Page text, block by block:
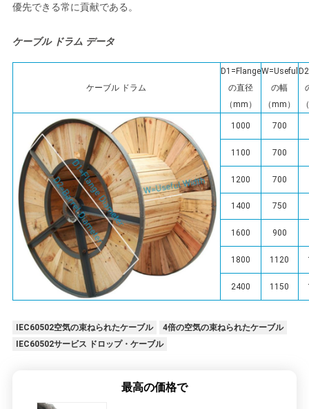
優先できる常に貢献である。
ケーブル ドラム データ
ケーブル ドラム
D1=Flange
の直径
（mm）
W=Useful
の幅
（mm）
1000 700
1100 700
1200 700
1400 750
1600 900
1800 1120
2400 1150
IEC60502空気の束ねられたケーブル
4倍の空気の束ねられたケーブル
IEC60502サービス ドロップ・ケーブル
最高の価格で